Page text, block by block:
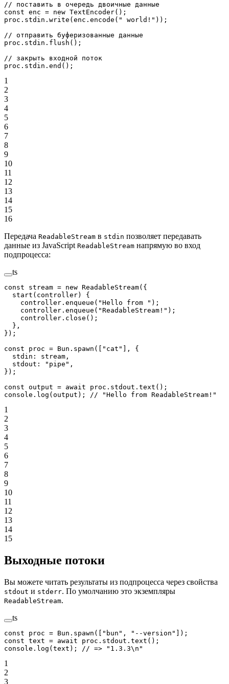
// поставить в очередь двоичные данные
const enc = new TextEncoder();
proc.stdin. write (enc. encode ( " world!" ));
// отправить буферизованные данные
proc.stdin. flush ();
// закрыть входной поток
proc.stdin. end ();
1
2
3
4
5
6
7
8
9
10
11
12
13
14
15
16
Передача ReadableStream в stdin позволяет передавать
данные из JavaScript ReadableStream напрямую во вход
подпроцесса:
ts
const stream = new ReadableStream({
  start
( controller) {
    controller.
enqueue ( "Hello from " );
    controller.
enqueue ( "ReadableStream!" );
    controller.
close ();
  },
});
const proc = Bun. spawn ([ "cat"
], {
  stdin: stream,
  stdout:
"pipe" ,
});
const output = await proc.stdout. text ();
console. log (output); // "Hello from ReadableStream!"
1
2
3
4
5
6
7
8
9
10
11
12
13
14
15
Выходные потоки
Вы можете читать результаты из подпроцесса через свойства
stdout и stderr. По умолчанию это экземпляры
ReadableStream.
ts
const proc = Bun. spawn ([ "bun" , "--version"
]);
const text = await proc.stdout. text ();
console. log (text); // => "1.3.3\n"
1
2
3